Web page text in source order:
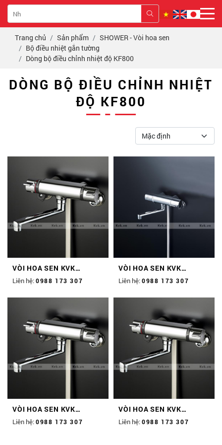
Trang chủ Sản phẩm
SHOWER - Vòi hoa sen
Bộ điều nhiệt gắn tường
Dòng bộ điều chỉnh nhiệt độ KF800
DÒNG BỘ ĐIỀU CHỈNH NHIỆT
ĐỘ KF800
VÒI HOA SEN KVK
KM800TWHF
Liên hệ:0988 173 307
VÒI HOA SEN KVK
FTB100KT
Liên hệ:0988 173 307
VÒI HOA SEN KVK
KM800WT
Liên hệ:0988 173 307
VÒI HOA SEN KVK
KM800TWHF-94
Liên hệ:0988 173 307